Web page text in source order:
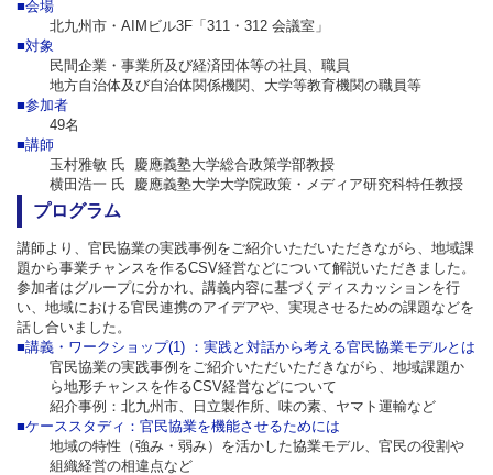
■会場
北九州市・AIMビル3F「311・312 会議室」
■対象
民間企業・事業所及び経済団体等の社員、職員
地方自治体及び自治体関係機関、大学等教育機関の職員等
■参加者
49名
■講師
玉村雅敏 氏 慶應義塾大学総合政策学部教授
横田浩一 氏 慶應義塾大学大学院政策・メディア研究科特任教授
プログラム
講師より、官民協業の実践事例をご紹介いただいただきながら、地域課
題から事業チャンスを作るCSV経営などについて解説いただきました。
参加者はグループに分かれ、講義内容に基づくディスカッションを行
い、地域における官民連携のアイデアや、実現させるための課題などを
話し合いました。
■講義・ワークショップ(1) ：実践と対話から考える官民協業モデルとは
官民協業の実践事例をご紹介いただいただきながら、地域課題か
ら地形チャンスを作るCSV経営などについて
紹介事例：北九州市、日立製作所、味の素、ヤマト運輸など
■ケーススタディ：官民協業を機能させるためには
地域の特性（強み・弱み）を活かした協業モデル、官民の役割や
組織経営の相違点など